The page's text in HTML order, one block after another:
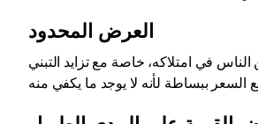
العرض المحدود
في امتلاكه، خاصة مع تزايد التبني